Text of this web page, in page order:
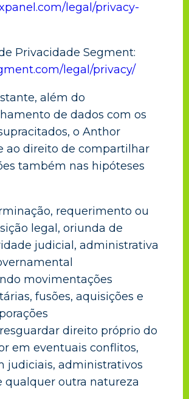
legal/privacy-
Privacidade Segment:
legal/privacy/
além do
de dados com os
o Anthor
ao direito de compartilhar
também nas hipóteses
requerimento ou
legal, oriunda de
judicial, administrativa
movimentações
fusões, aquisições e
direito próprio do
em eventuais conflitos,
judiciais, administrativos
qualquer outra natureza